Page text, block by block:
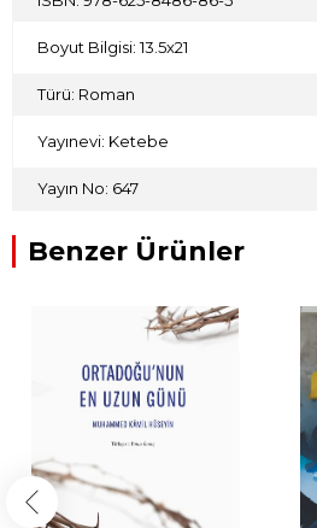
Boyut Bilgisi: 13.5x21
Türü: Roman
Yayınevi: Ketebe
Yayın No: 647
Benzer Ürünler